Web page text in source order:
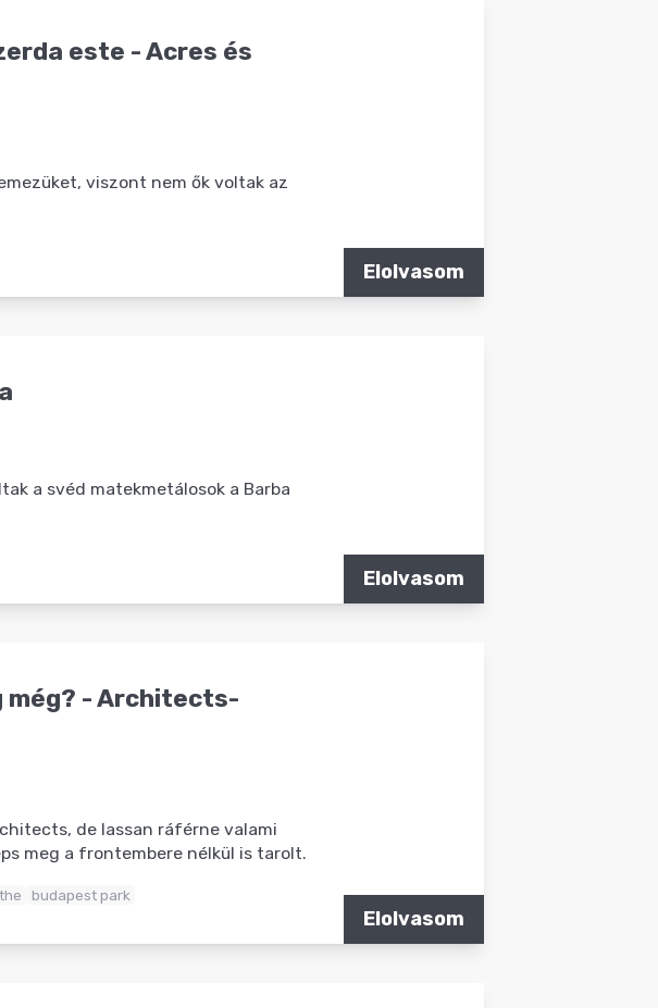
este - Acres és
viszont nem ők voltak az
Elolvasom
a svéd matekmetálosok a Barba
Elolvasom
még? - Architects-
de lassan ráférne valami
meg a frontembere nélkül is tarolt.
budapest park
Elolvasom